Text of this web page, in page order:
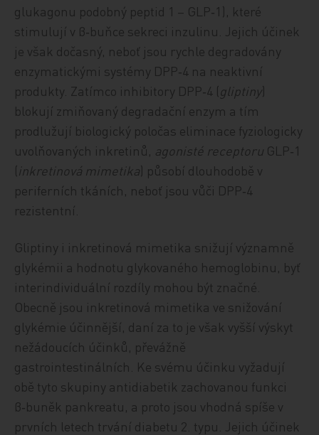
glukagonu podobný peptid 1 – GLP‑1), které
stimulují v β‑buňce sekreci inzulinu. Jejich účinek
je však dočasný, neboť jsou rychle degradovány
enzymatickými systémy DPP‑4 na neaktivní
produkty. Zatímco inhibitory DPP‑4 (gliptiny)
blokují zmiňovaný degradační enzym a tím
prodlužují biologický poločas eliminace fyziologicky
uvolňovaných inkretinů, agonisté receptoru GLP‑1
(inkretinová mimetika) působí dlouhodobě v
periferních tkáních, neboť jsou vůči DPP‑4
rezistentní.
Gliptiny i inkretinová mimetika snižují významně
glykémii a hodnotu glykovaného hemoglobinu, byť
interindividuální rozdíly mohou být značné.
Obecně jsou inkretinová mimetika ve snižování
glykémie účinnější, daní za to je však vyšší výskyt
nežádoucích účinků, převážně
gastrointestinálních. Ke svému účinku vyžadují
obě tyto skupiny antidiabetik zachovanou funkci
β‑buněk pankreatu, a proto jsou vhodná spíše v
prvních letech trvání diabetu 2. typu. Jejich účinek